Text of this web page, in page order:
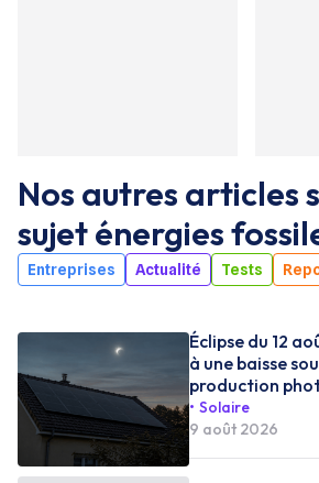
Nos autres articles
sujeténergies
Entreprises Actualité Tests
Éclipse du 12
à une baisse
production
Solaire
9 août 2026